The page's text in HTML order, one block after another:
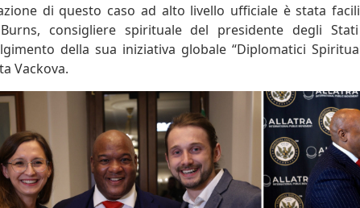
di questo caso ad alto livello ufficiale è stata
consigliere spirituale del presidente degli
della sua iniziativa globale “Diplomatici
Vackova.